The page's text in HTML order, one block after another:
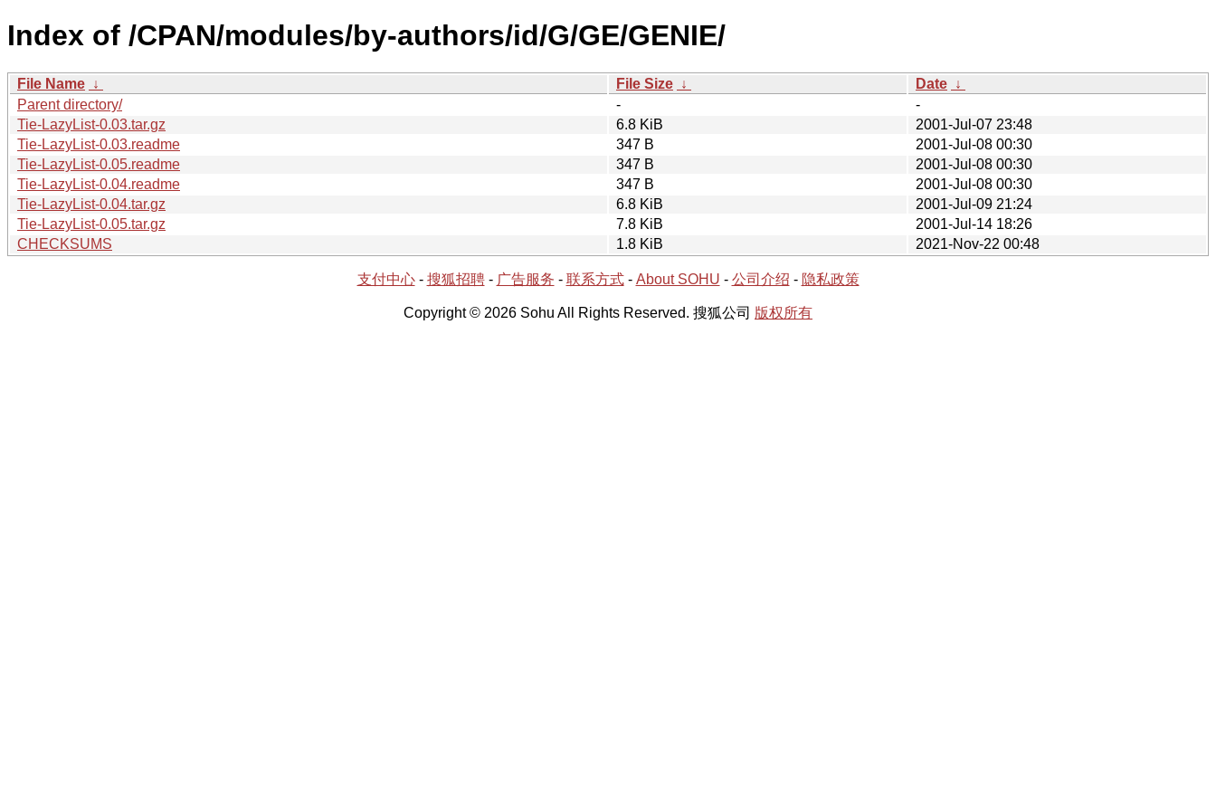
Index of /CPAN/modules/by-authors/id/G/GE/GENIE/
File Name ↓ File Size ↓ Date ↓
Parent directory/
-
-
Tie-LazyList-0.03.tar.gz
6.8 KiB
2001-Jul-07 23:48
Tie-LazyList-0.03.readme
347 B
2001-Jul-08 00:30
Tie-LazyList-0.05.readme
347 B
2001-Jul-08 00:30
Tie-LazyList-0.04.readme
347 B
2001-Jul-08 00:30
Tie-LazyList-0.04.tar.gz
6.8 KiB
2001-Jul-09 21:24
Tie-LazyList-0.05.tar.gz
7.8 KiB
2001-Jul-14 18:26
CHECKSUMS
1.8 KiB 2021-Nov-22 00:48
支付中心- 搜狐招聘- 广告服务 - 联系方式- About SOHU - 公司介绍 - 隐私政策
Copyright © 2026 Sohu All Rights Reserved. 搜狐公司 版权所有